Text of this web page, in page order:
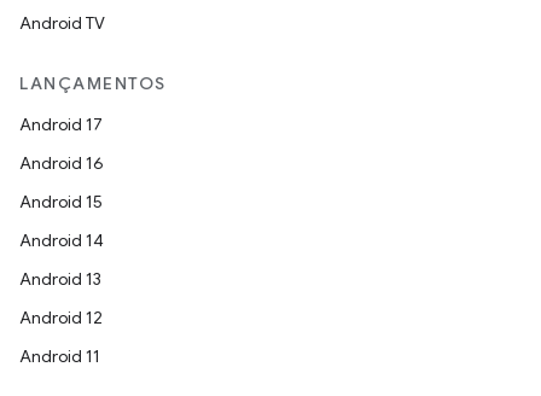
Android TV
LANÇAMENTOS
Android 17
Android 16
Android 15
Android 14
Android 13
Android 12
Android 11